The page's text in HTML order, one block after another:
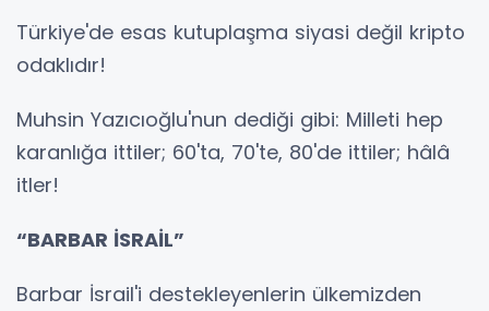
Türkiye'de esas kutuplaşma siyasi değil kripto
odaklıdır!
Muhsin Yazıcıoğlu'nun dediği gibi: Milleti hep
karanlığa ittiler; 60'ta, 70'te, 80'de ittiler; hâlâ
itler!
“BARBAR İSRAİL”
Barbar İsrail'i destekleyenlerin ülkemizden